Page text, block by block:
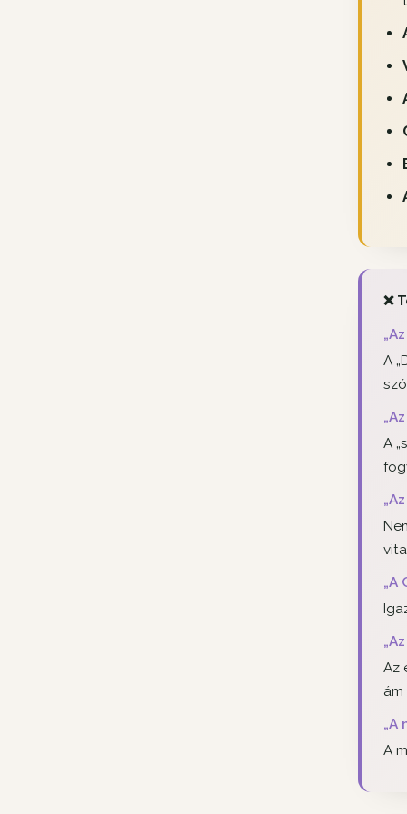
❌
A
A
„A
Az
„A
A